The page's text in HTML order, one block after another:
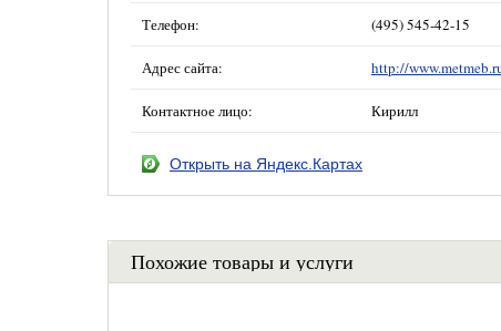
Телефон: (495) 545-42-15
Адрес сайта: http://
Контактное лицо: Кирилл
Открыть на Яндекс.Картах
Похожие товары и услуги